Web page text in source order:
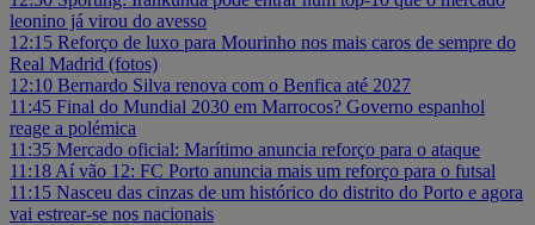
leonino já virou do avesso
12:15 Reforço de luxo para Mourinho nos mais caros de sempre do
Real Madrid (fotos)
12:10 Bernardo Silva renova com o Benfica até 2027
11:45 Final do Mundial 2030 em Marrocos? Governo espanhol
reage a polémica
11:35 Mercado oficial: Marítimo anuncia reforço para o ataque
11:18 Aí vão 12: FC Porto anuncia mais um reforço para o futsal
11:15 Nasceu das cinzas de um histórico do distrito do Porto e agora
vai estrear-se nos nacionais